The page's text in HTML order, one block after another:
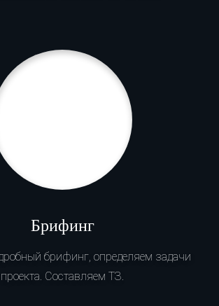
Брифинг
брифинг, определяем задачи
проекта. Составляем ТЗ.